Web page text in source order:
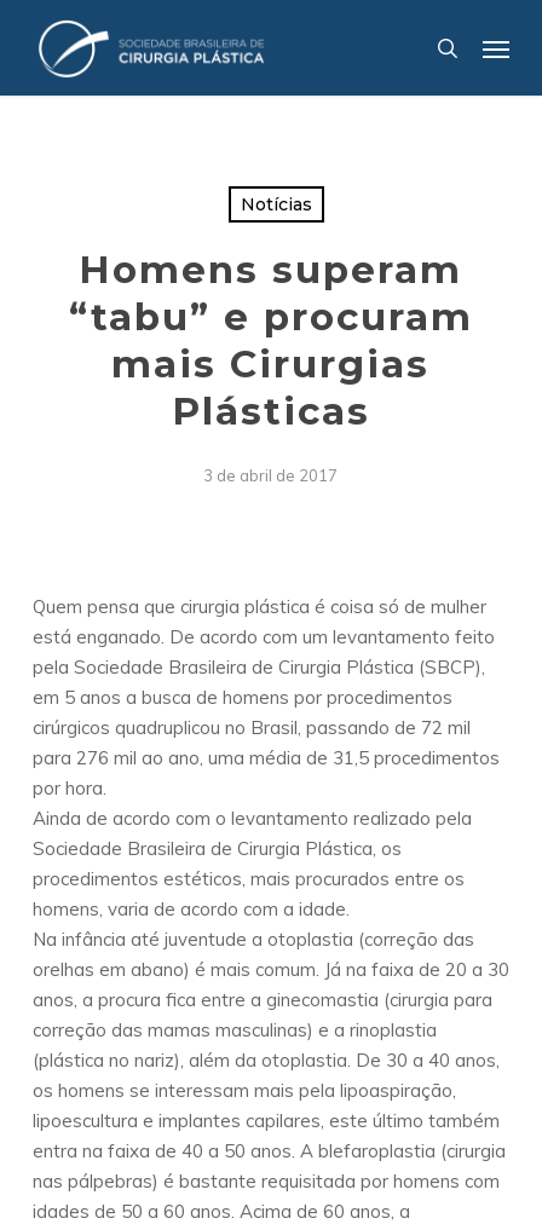
search
Notícias
Homens superam
“tabu” e procuram
mais Cirurgias
Plásticas
3 de abril de 2017
Quem pensa que cirurgia plástica é coisa só de mulher
está enganado. De acordo com um levantamento feito
pela Sociedade Brasileira de Cirurgia Plástica (SBCP),
em 5 anos a busca de homens por procedimentos
cirúrgicos quadruplicou no Brasil, passando de 72 mil
para 276 mil ao ano, uma média de 31,5 procedimentos
por hora.
Ainda de acordo com o levantamento realizado pela
Sociedade Brasileira de Cirurgia Plástica, os
procedimentos estéticos, mais procurados entre os
homens, varia de acordo com a idade.
Na infância até juventude a otoplastia (correção das
orelhas em abano) é mais comum. Já na faixa de 20 a 30
anos, a procura fica entre a ginecomastia (cirurgia para
correção das mamas masculinas) e a rinoplastia
(plástica no nariz), além da otoplastia. De 30 a 40 anos,
os homens se interessam mais pela lipoaspiração,
lipoescultura e implantes capilares, este último também
entra na faixa de 40 a 50 anos. A blefaroplastia (cirurgia
nas pálpebras) é bastante requisitada por homens com
idades de 50 a 60 anos. Acima de 60 anos, a